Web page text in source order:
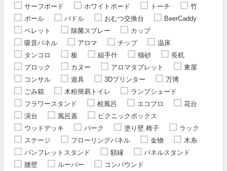
サーフボード
ホワイトボード トーチ
竹
ポール
パドル おむつ交換台
BeerCaddy
ペレット
除菌スプレー
カップ
吸音パネル
アロマ チップ
温床
タンコロ
板 組手什 猫砂
長机
ブロック
カヌー アロマタブレット
東屋
コンサル
遊具 3Dプリンター
万博
ごみ箱
木粉簡易トイレ
ランプシェード
フラワースタンド
桧風呂 エコプロ
花台
演台
風呂蓋
ピクニックボックス
ウッドデッキ
バーク 塗り壁.椅子
ラック
ステージ
フローリングパネル 金物
木糸
パンフレットスタンド
額縁
パネルスタンド
腰壁
ルーバー
コンパウンド